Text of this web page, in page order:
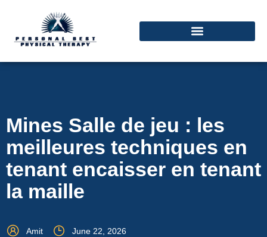
Mines Salle de jeu : les
meilleures techniques en
tenant encaisser en tenant
la maille
Amit June 22, 2026